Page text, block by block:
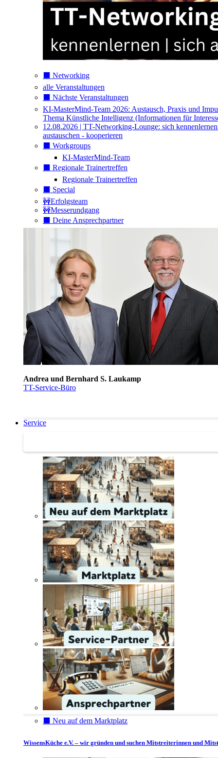
⬛️ Networking
alle Veranstaltungen
⬛️ Nächste Veranstaltungen
KI-MasterMind-Team 2026: Austausch, Praxis und
Thema Künstliche Intelligenz (Informationen für
12.08.2026 | TT-Networking-Lounge: sich
austauschen - kooperieren
⬛️ Workgroups
KI-MasterMind-Team
⬛️ Regionale Trainertreffen
Regionale Trainertreffen
⬛️ Special
🚧Erfolgsteam
🚧Messerundgang
⬛️ Deine Ansprechpartner
Andrea und Bernhard S. Laukamp
TT-Service-Büro
Service
⬛️ Neu auf dem Marktplatz
WissensKüche e.V. – wir gründen und suchen Mitstreiterinnen und